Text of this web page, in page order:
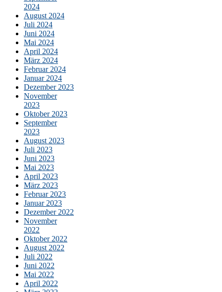
2024
August 2024
Juli 2024
Juni 2024
Mai 2024
April 2024
März 2024
Februar 2024
Januar 2024
Dezember 2023
November
2023
Oktober 2023
September
2023
August 2023
Juli 2023
Juni 2023
Mai 2023
April 2023
März 2023
Februar 2023
Januar 2023
Dezember 2022
November
2022
Oktober 2022
August 2022
Juli 2022
Juni 2022
Mai 2022
April 2022